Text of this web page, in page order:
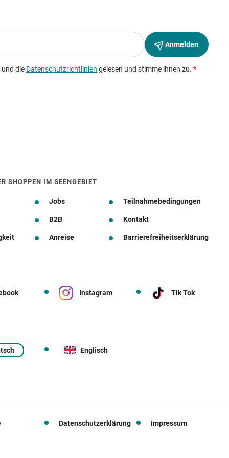
SHOPPEN IM SEENGEBIET
Jobs Teilnahmebedingungen
B2B Kontakt
Anreise Barrierefreiheitserklärung
Instagram Tik Tok
Englisch
Datenschutzerklärung Impressum